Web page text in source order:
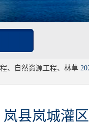
、自然资源工程、林草
岚县岚城灌